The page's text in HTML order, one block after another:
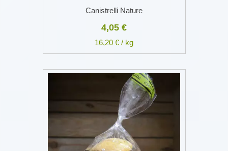
Canistrelli Nature
4,05 €
16,20 € / kg